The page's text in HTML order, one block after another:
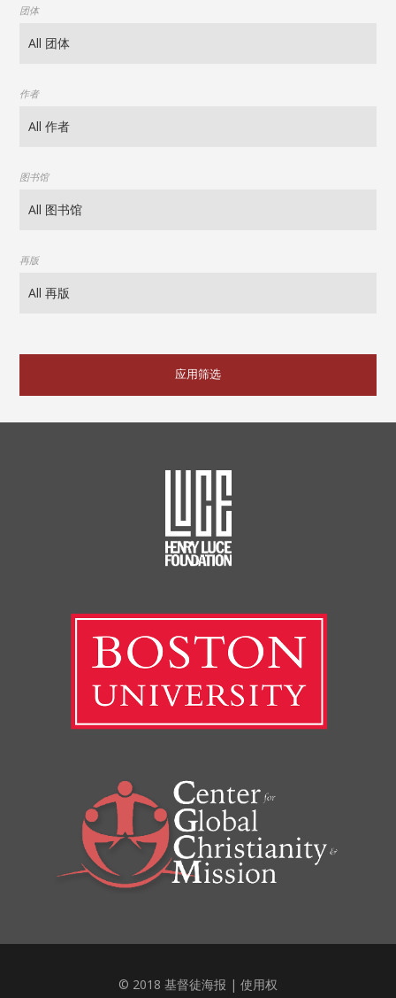
团体
作者
图书馆
再版
应用筛选
© 2018 基督徒海报 | 使用权